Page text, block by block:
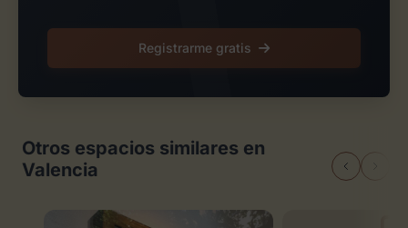
Registrarme gratis
Otros espacios similares en
Valencia